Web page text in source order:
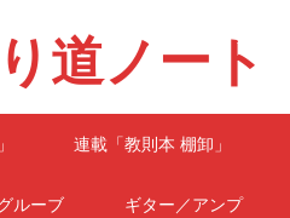
道ノート
連載「教則本 棚卸」
ルーブ ギター／アンプ